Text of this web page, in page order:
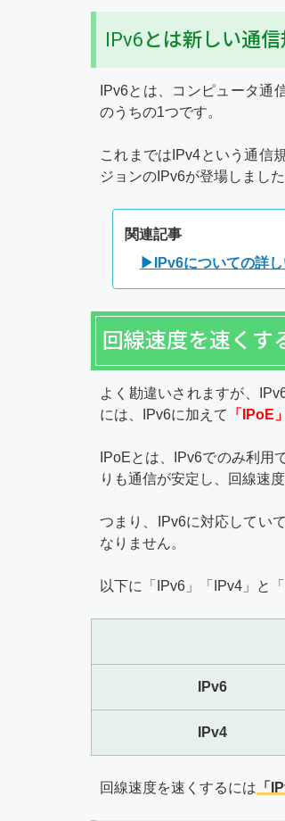
IPv6とは新しい通
IPv6とは、コンピュータ通
のうちの1つです。
これまではIPv4という通信
ジョンのIPv6が登場しました
関連記事
▶IPv6についての詳
回線速度を速くす
よく勘違いされますが、
には、IPv6に加えて
「IPoE
IPoEとは、IPv6でのみ利用
りも通信が安定し、回線速
つまり、IPv6に対応してい
なりません。
以下に「IPv6」「IPv4」と
IPv6
IPv4
回線速度を速くするには 「